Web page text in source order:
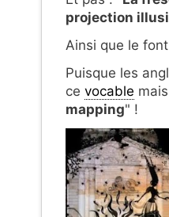
projection
Ainsi que le
Puisque les
ce vocable
mapping" !